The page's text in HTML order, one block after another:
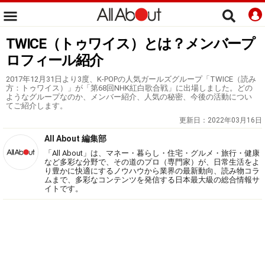
TWICE（トゥワイス）とは？メンバープ
ロフィール紹介
2017年12月31日より3度、K-POPの人気ガールズグループ「TWICE（読み
方：トゥワイス）」が「第68回NHK紅白歌合戦」に出場しました。どの
ようなグループなのか、メンバー紹介、人気の秘密、今後の活動につい
てご紹介します。
更新日： 2022年03月16日
All About 編集部
「All About」は、マネー・暮らし・住宅・グルメ・旅行・健康
など多彩な分野で、その道のプロ（専門家）が、日常生活をよ
り豊かに快適にするノウハウから業界の最新動向、読み物コラ
ムまで、多彩なコンテンツを発信する日本最大級の総合情報サ
イトです。